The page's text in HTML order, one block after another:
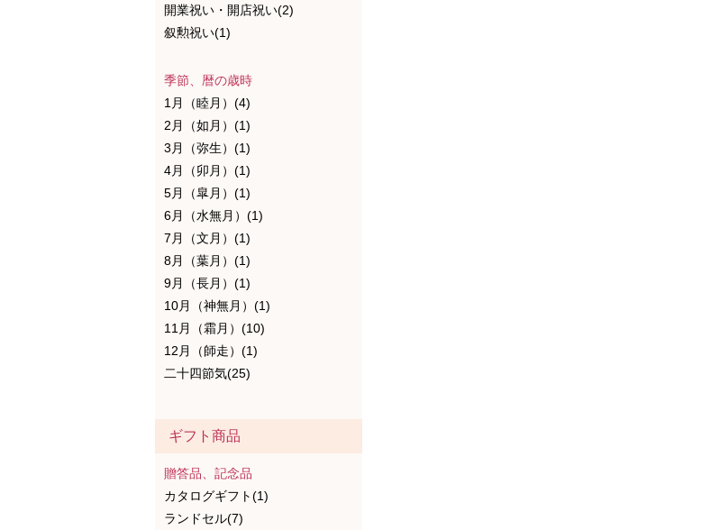
開業祝い・開店祝い(2)
叙勲祝い(1)
季節、暦の歳時
1月（睦月）(4)
2月（如月）(1)
3月（弥生）(1)
4月（卯月）(1)
5月（皐月）(1)
6月（水無月）(1)
7月（文月）(1)
8月（葉月）(1)
9月（長月）(1)
10月（神無月）(1)
11月（霜月）(10)
12月（師走）(1)
二十四節気(25)
ギフト商品
贈答品、記念品
カタログギフト(1)
ランドセル(7)